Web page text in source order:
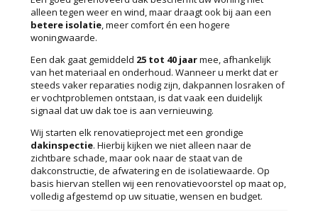
alleen tegen weer en wind, maar draagt ook bij aan een
betere isolatie, meer comfort én een hogere
woningwaarde.
Een dak gaat gemiddeld 25 tot 40 jaarmee, afhankelijk
van het materiaal en onderhoud. Wanneer u merkt dat er
steeds vaker reparaties nodig zijn, dakpannen losraken of
er vochtproblemen ontstaan, is dat vaak een duidelijk
signaal dat uw dak toe is aan vernieuwing.
Wij starten elk renovatieproject met een grondige
dakinspectie. Hierbij kijken we niet alleen naar de
zichtbare schade, maar ook naar de staat van de
dakconstructie, de afwatering en de isolatiewaarde. Op
basis hiervan stellen wij een renovatievoorstel op maat op,
volledig afgestemd op uw situatie, wensen en budget.